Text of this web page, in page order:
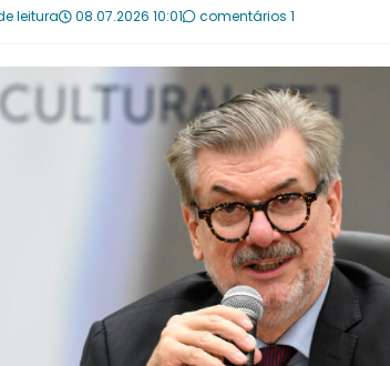
leitura 08.07.2026 10:01 comentários 1